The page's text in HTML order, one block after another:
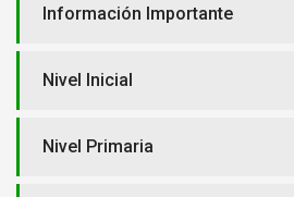
Información Importante
Nivel Inicial
Nivel Primaria